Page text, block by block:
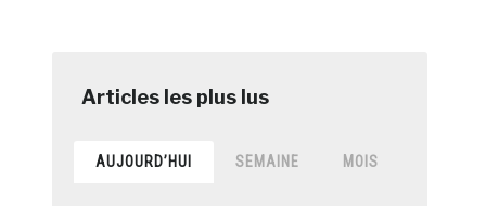
AUJOURD’HUI SEMAINE MOIS